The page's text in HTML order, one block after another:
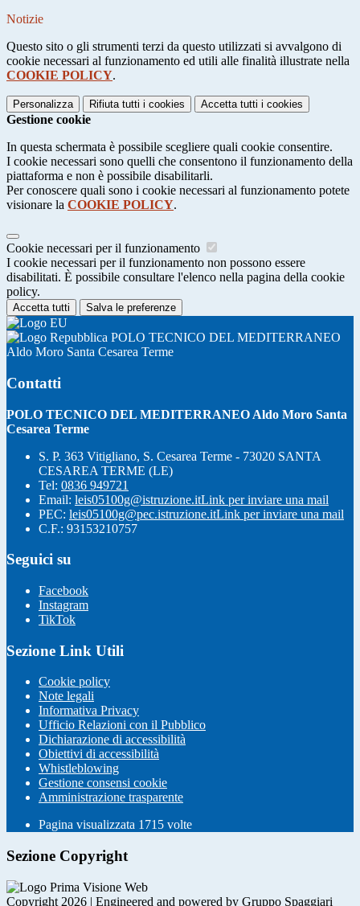
Notizie
Questo sito o gli strumenti terzi da questo utilizzati si avvalgono di
cookie necessari al funzionamento ed utili alle finalità illustrate nella
COOKIE POLICY.
Personalizza Rifiuta tutti i cookies Accetta tutti i cookies
Gestione cookie
In questa schermata è possibile scegliere quali cookie consentire.
I cookie necessari sono quelli che consentono il funzionamento della
piattaforma e non è possibile disabilitarli.
Per conoscere quali sono i cookie necessari al funzionamento potete
visionare la COOKIE POLICY.
Cookie necessari per il funzionamento
I cookie necessari per il funzionamento non possono essere
disabilitati. È possibile consultare l'elenco nella pagina della cookie
policy.
Accetta tutti Salva le preferenze
POLO TECNICO DEL MEDITERRANEO
Aldo Moro Santa Cesarea Terme
Contatti
POLO TECNICO DEL MEDITERRANEO Aldo Moro Santa
Cesarea Terme
S. P. 363 Vitigliano, S. Cesarea Terme - 73020 SANTA
CESAREA TERME (LE)
Tel: 0836 949721
Email: leis05100g@istruzione.itLink per inviare una mail
PEC: leis05100g@pec.istruzione.itLink per inviare una mail
C.F.: 93153210757
Seguici su
Facebook
Instagram
TikTok
Sezione Link Utili
Cookie policy
Note legali
Informativa Privacy
Ufficio Relazioni con il Pubblico
Dichiarazione di accessibilità
Obiettivi di accessibilità
Whistleblowing
Gestione consensi cookie
Amministrazione trasparente
Pagina visualizzata 1715 volte
Sezione Copyright
Copyright 2026 | Engineered and powered by Gruppo Spaggiari